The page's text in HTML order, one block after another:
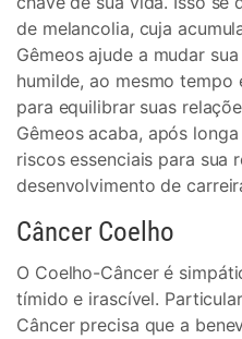
de melancolia, cuja
Gêmeos ajude a mudar
humilde, ao mesmo
para equilibrar suas
Gêmeos acaba, após
riscos essenciais para sua
desenvolvimento de
Câncer Coelho
O Coelho-Câncer é
tímido e irascível.
Câncer precisa que a